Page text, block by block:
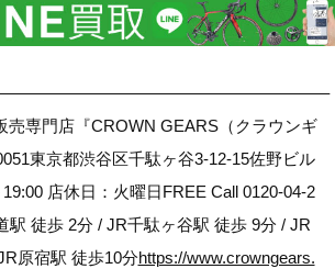
売専門店『CROWN GEARS（クラウンギ
東京都渋谷区千駄ヶ谷3-12-15佐野ビル
19:00 店休日：火曜日FREE Call 0120-04-2
駅 徒歩 2分 / JR千駄ヶ谷駅 徒歩 9分 / JR
原宿駅 徒歩10分https://www.crowngears.